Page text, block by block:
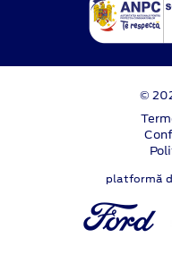
©
platformă